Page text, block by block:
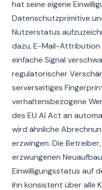
hat seine eigene
Datenschutzprimitive
Nutzerstatus
dazu, E-Mail-Attribution
einfache Signal
regulatorischer
serverseitiges
verhaltensbezogene
des EU AI Act an
wird ähnliche
erzwingen. Die
erzwungenen
Einwilligungsstatus auf
ihn konsistent über alle